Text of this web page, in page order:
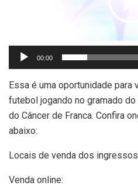
00:00
Essa é uma oportunidade para
futebol jogando no gramado
do Câncer de Franca. Confira
abaixo:
Locais de venda dos ingressos
Venda online: